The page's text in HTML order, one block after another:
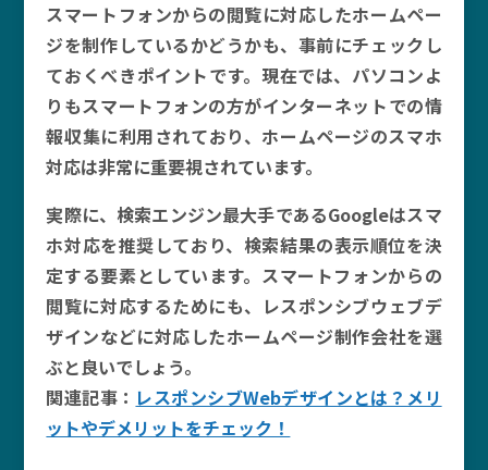
スマートフォンからの閲覧に対応したホームペー
ジを制作しているかどうかも、事前にチェックし
ておくべきポイントです。現在では、パソコンよ
りもスマートフォンの方がインターネットでの情
報収集に利用されており、ホームページのスマホ
対応は非常に重要視されています。
実際に、検索エンジン最大手であるGoogleはスマ
ホ対応を推奨しており、検索結果の表示順位を決
定する要素としています。スマートフォンからの
閲覧に対応するためにも、レスポンシブウェブデ
ザインなどに対応したホームページ制作会社を選
ぶと良いでしょう。
関連記事： レスポンシブWebデザインとは？メリ
ットやデメリットをチェック！